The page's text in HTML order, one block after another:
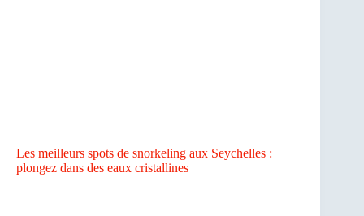
Les meilleurs spots de snorkeling aux Seychelles :
plongez dans des eaux cristallines